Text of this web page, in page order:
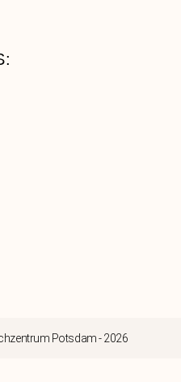
Potsdam - 2026